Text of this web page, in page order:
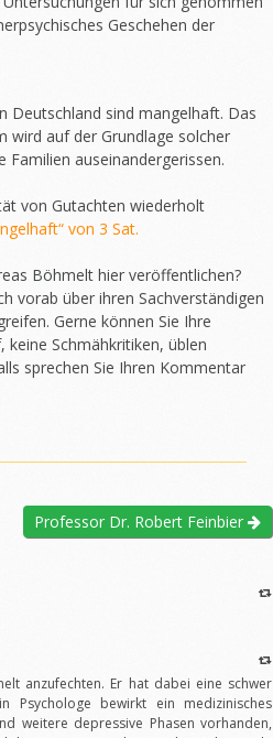
Geschehen der
Deutschland sind mangelhaft. Das
wird auf der Grundlage solcher
auseinandergerissen.
von Gutachten wiederholt
von 3 Sat.
Böhmelt hier veröffentlichen?
vorab über ihren Sachverständigen
Gerne können Sie Ihre
Schmähkritiken, üblen
sprechen Sie Ihren Kommentar
Professor Dr. Robert Feinbier
anzufechten. Er hat dabei eine schwer
Psychologe bewirkt ein medizinisches
weitere depressive Phasen vorhanden,